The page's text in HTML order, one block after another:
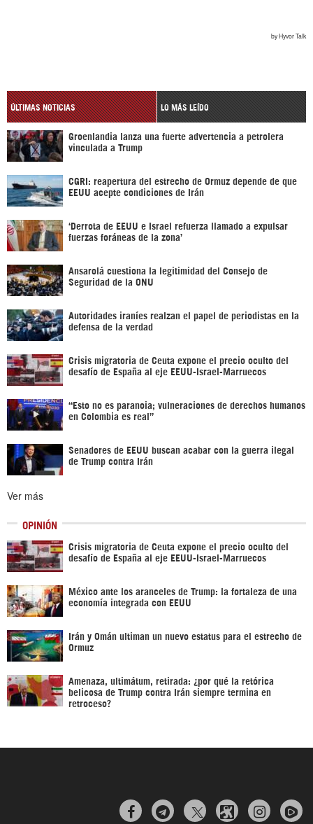
ÚLTIMAS NOTICIAS LO MÁS LEÍDO
Groenlandia lanza una fuerte advertencia a petrolera
vinculada a Trump
CGRI: reapertura del estrecho de Ormuz depende de que
EEUU acepte condiciones de Irán
‘Derrota de EEUU e Israel refuerza llamado a expulsar
fuerzas foráneas de la zona’
Ansarolá cuestiona la legitimidad del Consejo de
Seguridad de la ONU
Autoridades iraníes realzan el papel de periodistas en la
defensa de la verdad
Crisis migratoria de Ceuta expone el precio oculto del
desafío de España al eje EEUU-Israel-Marruecos
“Esto no es paranoia; vulneraciones de derechos humanos
en Colombia es real”
Senadores de EEUU buscan acabar con la guerra ilegal
de Trump contra Irán
Ver más
OPINIÓN
Crisis migratoria de Ceuta expone el precio oculto del
desafío de España al eje EEUU-Israel-Marruecos
México ante los aranceles de Trump: la fortaleza de una
economía integrada con EEUU
Irán y Omán ultiman un nuevo estatus para el estrecho de
Ormuz
Amenaza, ultimátum, retirada: ¿por qué la retórica
belicosa de Trump contra Irán siempre termina en
retroceso?
  